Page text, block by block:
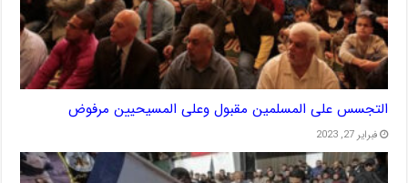
التجسس على المسلمين مقبول وعلى المسيحيين مرفوض
فبراير 27, 2023